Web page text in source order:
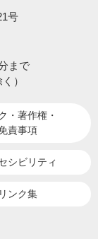
号
まで
）
・著作権・
責事項
シビリティ
リンク集